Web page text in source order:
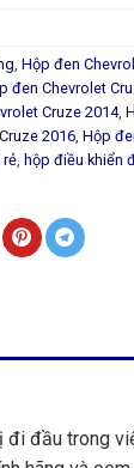
Hộp đen
đen Chevrolet
Cruze 2014,
2016 Hộp
rẻ hộp điều khiển
đi đầu trong